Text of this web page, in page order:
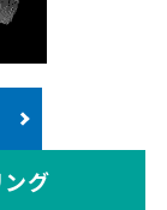
グ